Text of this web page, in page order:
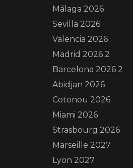
Málaga 2026
Sevilla 2026
Valencia 2026
Madrid 2026 2
Barcelona 2026 2
Abidjan 2026
Cotonou 2026
Miami 2026
Strasbourg 2026
Marseille 2027
Lyon 2027